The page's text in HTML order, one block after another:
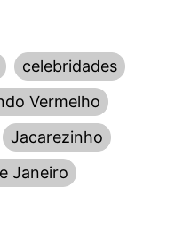
celebridades
Vermelho
Jacarezinho
Janeiro